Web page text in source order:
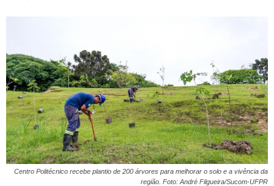
Centro Politécnico recebe plantio de 200 árvores para melhorar o solo e a vivência da
região. Foto: André Filgueira/Sucom-UFPR